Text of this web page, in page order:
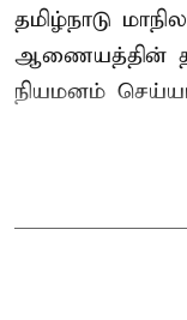
தமிழ்நாடு
ஆணையத்தின்
நியமனம்